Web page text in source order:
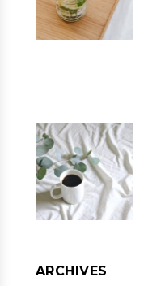
ARCHIVES